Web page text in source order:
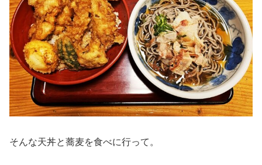
そんな天丼と蕎麦を食べに行って。